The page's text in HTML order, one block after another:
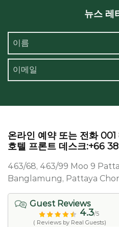
뉴스 레
온라인 예약 또는 전화
호텔 프론트 데스크:+66
463/68, 463/99 Moo 9
Banglamung, Pattaya
Guest Reviews
4.3/5
( Reviews by Real Guests)